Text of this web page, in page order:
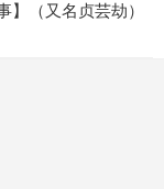
】（又名贞芸劫）